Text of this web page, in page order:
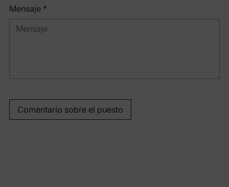
Mensaje *
Comentario sobre el puesto